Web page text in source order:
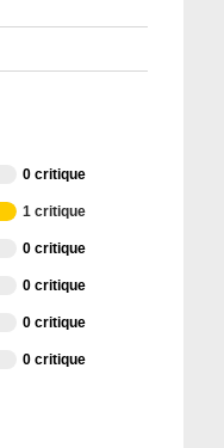
0 critique
1 critique
0 critique
0 critique
0 critique
0 critique